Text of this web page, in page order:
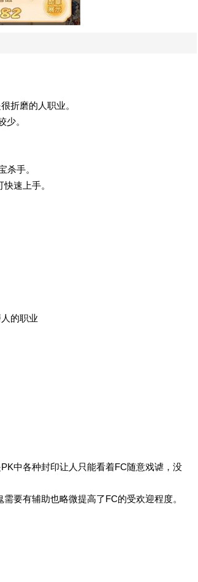
折磨的人职业。
。
杀手。
速上手。
的职业
中各种封印让人只能看着FC随意戏谑，没
要有辅助也略微提高了FC的受欢迎程度。